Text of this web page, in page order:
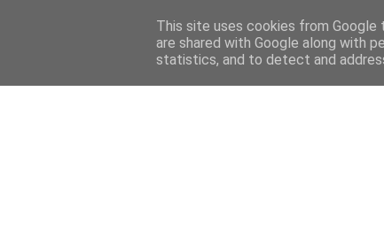
This site uses cookies from Google
are shared with Google along with
statistics, and to detect and